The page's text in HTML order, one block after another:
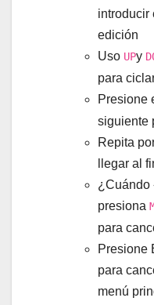
introducir
edición
Uso UPy
para
Presione
siguiente
Repita
llegar al
¿Cuándo
presiona
para
Presione
para
menú